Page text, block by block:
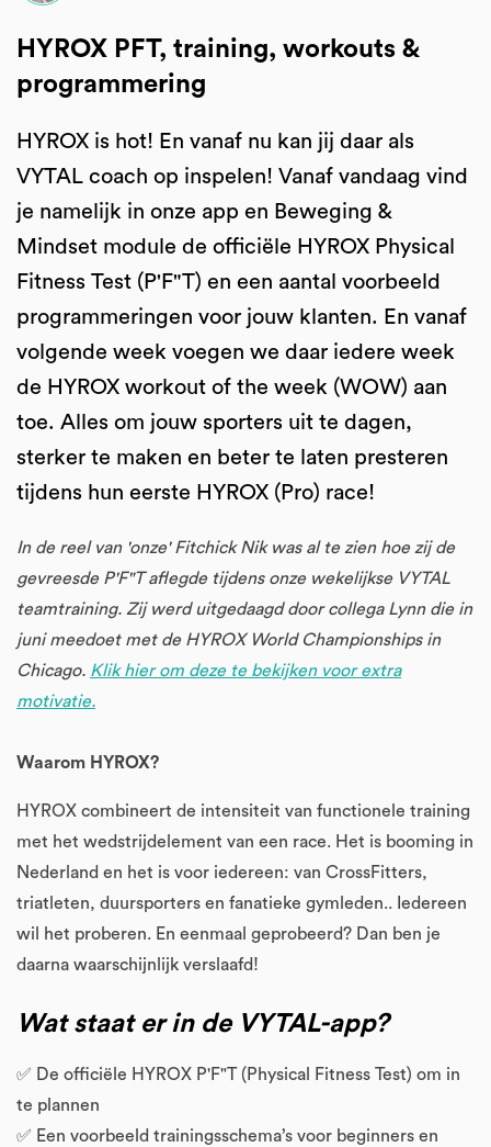
HYROX PFT, training, workouts &
programmering
HYROX is hot! En vanaf nu kan jij daar als
VYTAL coach op inspelen! Vanaf vandaag vind
je namelijk in onze app en Beweging &
Mindset module de officiële HYROX Physical
Fitness Test (P'F"T) en een aantal voorbeeld
programmeringen voor jouw klanten. En vanaf
volgende week voegen we daar iedere week
de HYROX workout of the week (WOW) aan
toe. Alles om jouw sporters uit te dagen,
sterker te maken en beter te laten presteren
tijdens hun eerste HYROX (Pro) race!
In de reel van 'onze' Fitchick Nik was al te zien hoe zij de
gevreesde P'F"T aflegde tijdens onze wekelijkse VYTAL
teamtraining. Zij werd uitgedaagd door collega Lynn die in
juni meedoet met de HYROX World Championships in
Chicago. Klik hier om deze te bekijken voor extra
motivatie.
Waarom HYROX?
HYROX combineert de intensiteit van functionele training
met het wedstrijdelement van een race. Het is booming in
Nederland en het is voor iedereen: van CrossFitters,
triatleten, duursporters en fanatieke gymleden.. Iedereen
wil het proberen. En eenmaal geprobeerd? Dan ben je
daarna waarschijnlijk verslaafd!
Wat staat er in de VYTAL-app?
✅ De officiële HYROX P'F"T (Physical Fitness Test) om in
te plannen
✅ Een voorbeeld trainingsschema’s voor beginners en